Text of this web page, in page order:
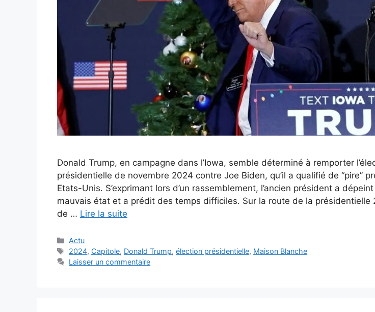
Donald Trump, en campagne dans l’Iowa, semble déterminé à remporter
présidentielle de novembre 2024 contre Joe Biden, qu’il a qualifié de “pire”
Etats-Unis. S’exprimant lors d’un rassemblement, l’ancien président a
mauvais état et a prédit des temps difficiles. Sur la route de la présidentielle
de … Lire la suite
Catégories
Actu
Étiquettes
2024, Capitole, Donald Trump,élection présidentielle, Maison Blanche
Laisser un commentaire